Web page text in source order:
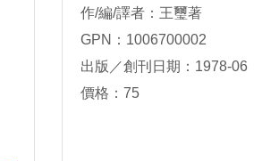
作/編/譯者：王璽著
GPN：1006700002
出版／創刊日期：1978-06
價格：75